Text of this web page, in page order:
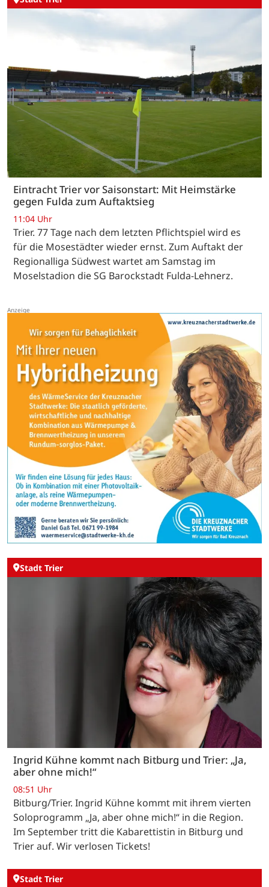
Eintracht Trier vor Saisonstart: Mit Heimstärke
gegen Fulda zum Auftaktsieg
11:04 Uhr
Trier. 77 Tage nach dem letzten Pflichtspiel wird es
für die Mosestädter wieder ernst. Zum Auftakt der
Regionalliga Südwest wartet am Samstag im
Moselstadion die SG Barockstadt Fulda-Lehnerz.
Stadt Trier
Ingrid Kühne kommt nach Bitburg und Trier: „Ja,
aber ohne mich!“
08:51 Uhr
Bitburg/Trier. Ingrid Kühne kommt mit ihrem vierten
Soloprogramm „Ja, aber ohne mich!“ in die Region.
Im September tritt die Kabarettistin in Bitburg und
Trier auf. Wir verlosen Tickets!
Stadt Trier